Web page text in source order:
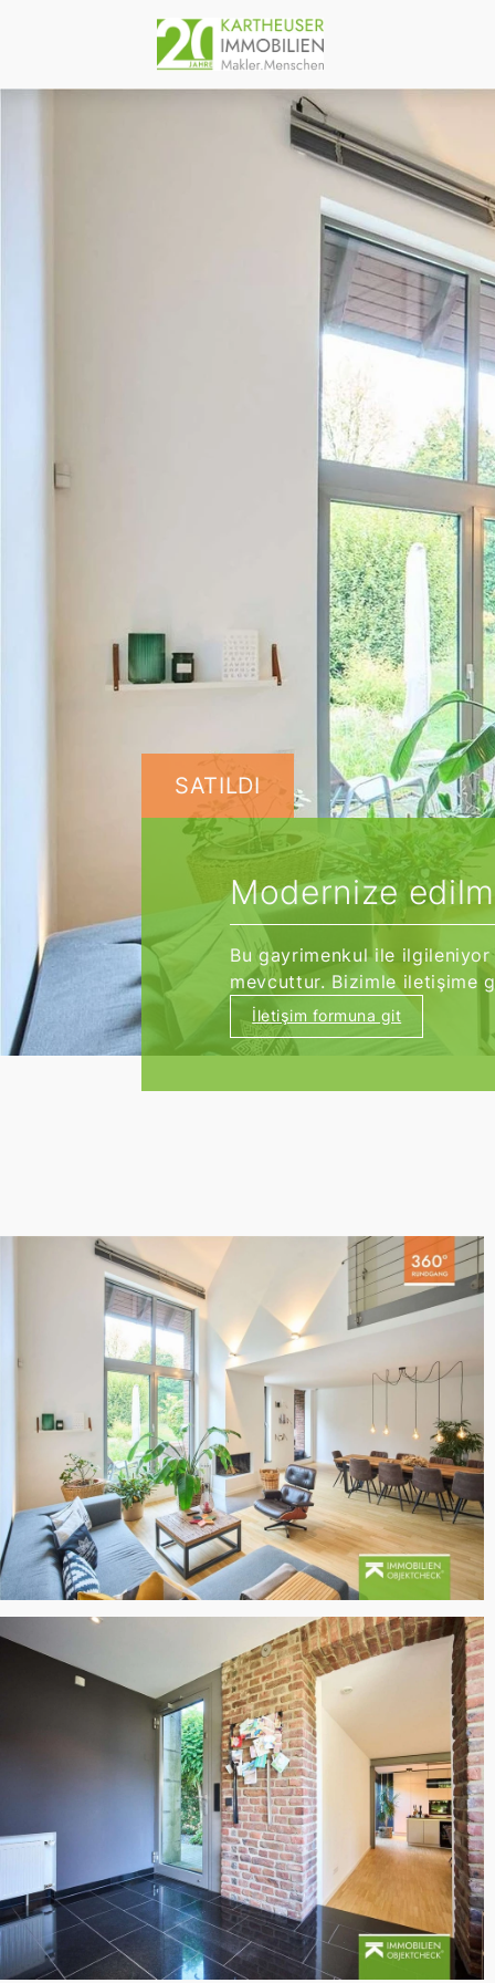
SATILDI
Modernize
Bu gayrimenkul ile ilgileniyor
mevcuttur. Bizimle iletişime
İletişim formuna git